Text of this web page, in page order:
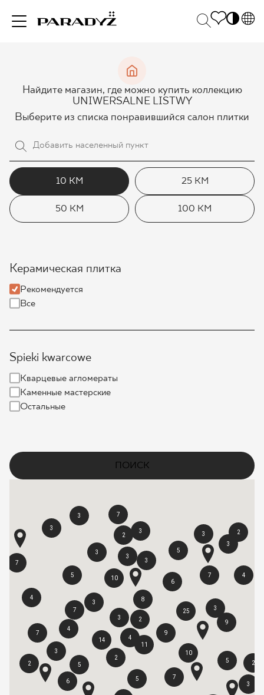
DE
ВДОХНОВЕНИЯ
ПРОДУКЦИЯ
КОЛЛЕКЦИИ
ДЛЯ БИЗНЕСА
Найдите магазин, где можно купить коллекцию
UNIWERSALNE LISTWY
Выберите из списка понравившийся салон плитки
10 КМ 25 КМ
50 КМ 100 КМ
Керамическая плитка
Рекомендуется
Все
Spieki kwarcowe
Кварцевые агломераты
Каменные мастерские
Остальные
ПОИСК
6
3
14
9
3
10
5
7
4
3
7
9
5
25
3
7
4
5
11
10
2
3
6
3
3
3
3
7
3
5
2 2
3
3
8
4
7
7
5
2
4
3
2
2